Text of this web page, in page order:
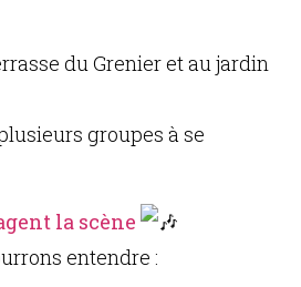
du Grenier et au jardin
groupes à se
la scène
entendre :